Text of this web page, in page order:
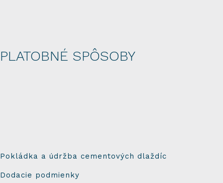
Pokládka a údržba cementových dlaždíc
Dodacie podmienky
PLATOBNÉ SPÔSOBY